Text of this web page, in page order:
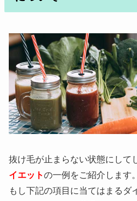
抜け毛が止まらない状態にして
イエットの一例をご紹介します。
もし下記の項目に当てはまるダ